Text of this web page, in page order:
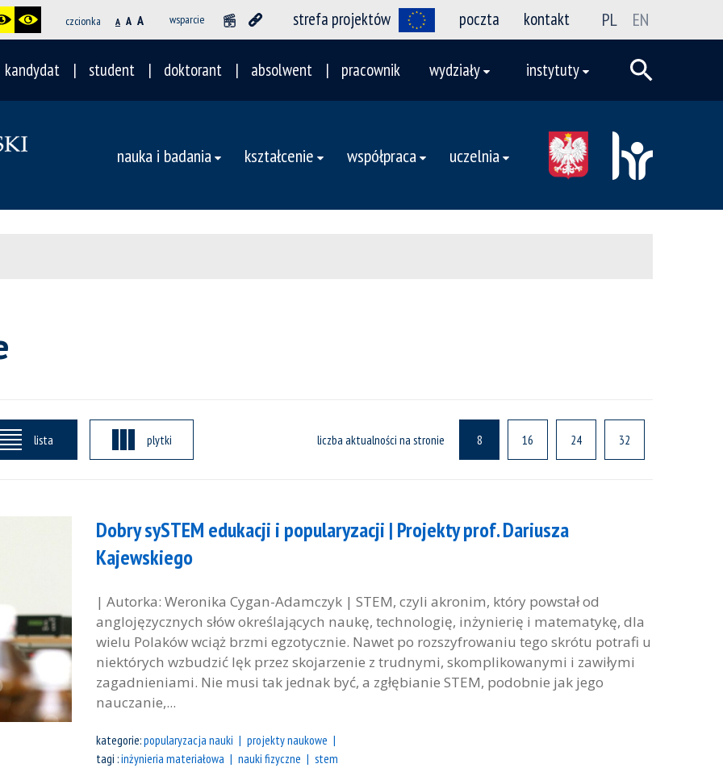
czcionka A A A wsparcie strefa projektów poczta kontakt PL EN
kandydat student doktorant absolwent pracownik wydziały instytuty
nauka i badania kształcenie współpraca uczelnia
lista plytki liczba aktualności na stronie 8 16 24 32
Dobry sySTEM edukacji i popularyzacji | Projekty prof. Dariusza
Kajewskiego
| Autorka: Weronika Cygan-Adamczyk | STEM, czyli akronim, który powstał od
anglojęzycznych słów określających naukę, technologię, inżynierię i matematykę, dla
wielu Polaków wciąż brzmi egzotycznie. Nawet po rozszyfrowaniu tego skrótu potrafi u
niektórych wzbudzić lęk przez skojarzenie z trudnymi, skomplikowanymi i zawiłymi
zagadnieniami. Nie musi tak jednak być, a zgłębianie STEM, podobnie jak jego
nauczanie,...
kategorie:popularyzacja nauki
projekty naukowe
tagi :inżynieria materiałowa nauki fizyczne stem